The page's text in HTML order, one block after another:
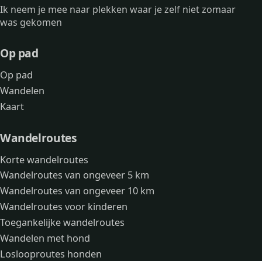
Ik neem je mee naar plekken waar je zelf niet zomaar
was gekomen
Op pad
Op pad
Wandelen
Kaart
Wandelroutes
Korte wandelroutes
Wandelroutes van ongeveer 5 km
Wandelroutes van ongeveer 10 km
Wandelroutes voor kinderen
Toegankelijke wandelroutes
Wandelen met hond
Loslooproutes honden